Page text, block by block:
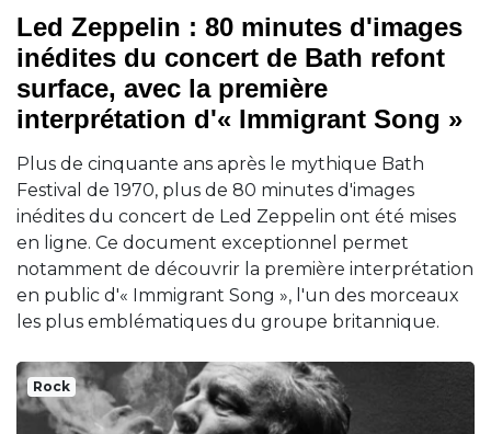
Led Zeppelin : 80 minutes d'images
inédites du concert de Bath refont
surface, avec la première
interprétation d'« Immigrant Song »
Plus de cinquante ans après le mythique Bath
Festival de 1970, plus de 80 minutes d'images
inédites du concert de Led Zeppelin ont été mises
en ligne. Ce document exceptionnel permet
notamment de découvrir la première interprétation
en public d'« Immigrant Song », l'un des morceaux
les plus emblématiques du groupe britannique.
Rock